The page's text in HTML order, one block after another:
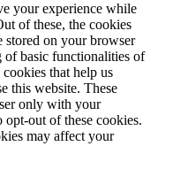
your experience while
of these, the cookies
stored on your browser
of basic functionalities of
that help us
this website. These
only with your
opt-out of these cookies.
may affect your